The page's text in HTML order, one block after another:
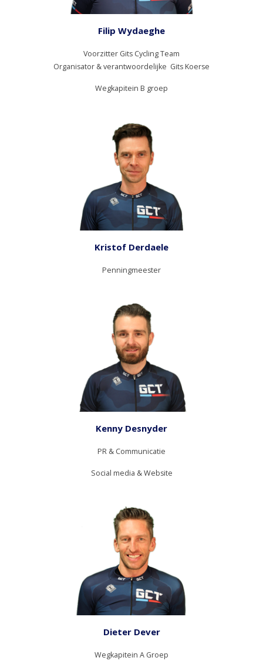
Filip Wydaeghe
Voorzitter Gits Cycling Team
Organisator & verantwoordelijke Gits Koerse
Wegkapitein B groep
Kristof Derdaele
Penningmeester
Kenny Desnyder
PR & Communicatie
Social media & Website
Dieter Dever
Wegkapitein A Groep